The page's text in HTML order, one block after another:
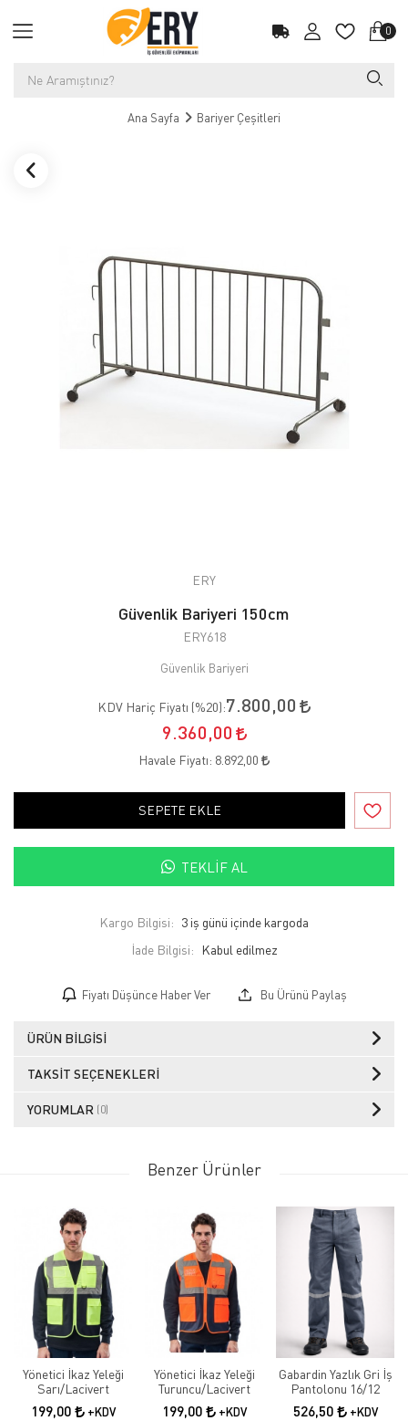
0
Ana Sayfa Bariyer Çeşitleri
ERY
Güvenlik Bariyeri 150cm
ERY618
Güvenlik Bariyeri
KDV Hariç Fiyatı (%20):7.800,00
9.360,00
Havale Fiyatı: 8.892,00
SEPETE EKLE
TEKLIF AL
Kargo Bilgisi: 3 iş günü içinde kargoda
İade Bilgisi:
Fiyatı Düşünce Haber Ver Bu Ürünü Paylaş
ÜRÜN BILGISI
TAKSIT SEÇENEKLERI
YORUMLAR (0)
Benzer Ürünler
Yönetici İkaz Yeleği
Sarı/Lacivert
199,00 +KDV
Yönetici İkaz Yeleği
Turuncu/Lacivert
199,00 +KDV
Gabardin Yazlık Gri İş
Pantolonu 16/12
526,50 +KDV